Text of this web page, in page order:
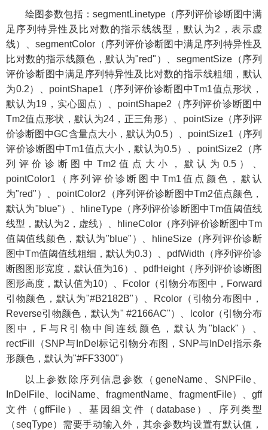
绘图参数包括：segmentLinetype（序列评价诊断图中满
足序列特异性及比对数的指示线线型，默认为2，表示虚
线）、segmentColor（序列评价诊断图中满足序列特异性及
比对数的指示线颜色，默认为"red"）、segmentSize（序列
评价诊断图中满足序列特异性及比对数的指示线粗细，默认
为0.2）、pointShape1（序列评价诊断图中Tm1值点形状，
默认为19，实心圆点）、pointShape2（序列评价诊断图中
Tm2值点形状，默认为24，正三角形）、pointSize（序列评
价诊断图中GC含量点大小，默认为0.5）、pointSize1（序列
评价诊断图中Tm1值点大小，默认为0.5）、pointSize2（序
列评价诊断图中Tm2值点大小，默认为0.5）、
pointColor1（序列评价诊断图中Tm1值点颜色，默认
为"red"）、pointColor2（序列评价诊断图中Tm2值点颜色，
默认为"blue"）、hlineType（序列评价诊断图中Tm值阈值线
线型，默认为2，虚线）、hlineColor（序列评价诊断图中Tm
值阈值线颜色，默认为"blue"）、hlineSize（序列评价诊断
图中Tm值阈值线粗细，默认为0.3）、pdfWidth（序列评价诊
断图图形宽度，默认值为16）、pdfHeight（序列评价诊断图
图形高度，默认值为10）、Fcolor（引物分布图中，Forward
引物颜色，默认为"#B2182B"）、Rcolor（引物分布图中，
Reverse引物颜色，默认为" #2166AC"）、lcolor（引物分布
图中，F与R引物中间连线颜色，默认为"black"）、
rectFill（SNP与InDel标记引物分布图，SNP与InDel指示条
形颜色，默认为"#FF3300"）
以上参数除序列信息参数（geneName、SNPFile、
InDelFile、lociName、fragmentName、fragmentFile）、gff
文件（gffFile）、基因组文件（database）、序列类型
（seqType）需要手动输入外，其余参数均设置有默认值，